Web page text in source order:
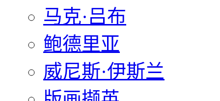
马克·吕布
鲍德里亚
威尼斯·伊斯兰